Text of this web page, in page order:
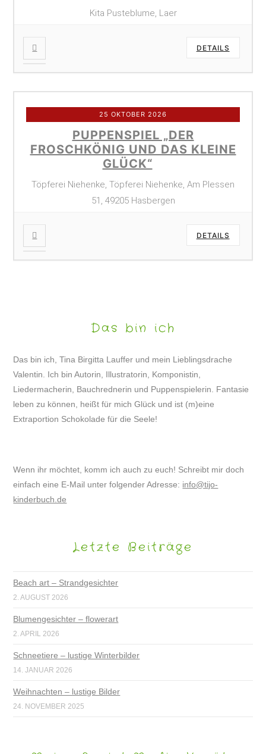
Kita Pusteblume, Laer
DETAILS
25 OKTOBER 2026
PUPPENSPIEL „DER
FROSCHKÖNIG UND DAS KLEINE
GLÜCK“
Töpferei Niehenke, Töpferei Niehenke, Am Plessen
51, 49205 Hasbergen
DETAILS
Das bin ich
Das bin ich, Tina Birgitta Lauffer und mein Lieblingsdrache
Valentin. Ich bin Autorin, Illustratorin, Komponistin,
Liedermacherin, Bauchrednerin und Puppenspielerin. Fantasie
leben zu können, heißt für mich Glück und ist (m)eine
Extraportion Schokolade für die Seele!
Wenn ihr möchtet, komm ich auch zu euch! Schreibt mir doch
einfach eine E-Mail unter folgender Adresse: info@tijo-
kinderbuch.de
Letzte Beiträge
Beach art – Strandgesichter
2. AUGUST 2026
Blumengesichter – flowerart
2. APRIL 2026
Schneetiere – lustige Winterbilder
14. JANUAR 2026
Weihnachten – lustige Bilder
24. NOVEMBER 2025